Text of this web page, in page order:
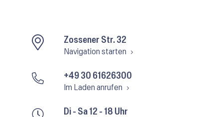
Di - Sa 12 - 18 Uhr
Zossener Str. 32
Navigation starten
+49 30 61626300
Im Laden anrufen